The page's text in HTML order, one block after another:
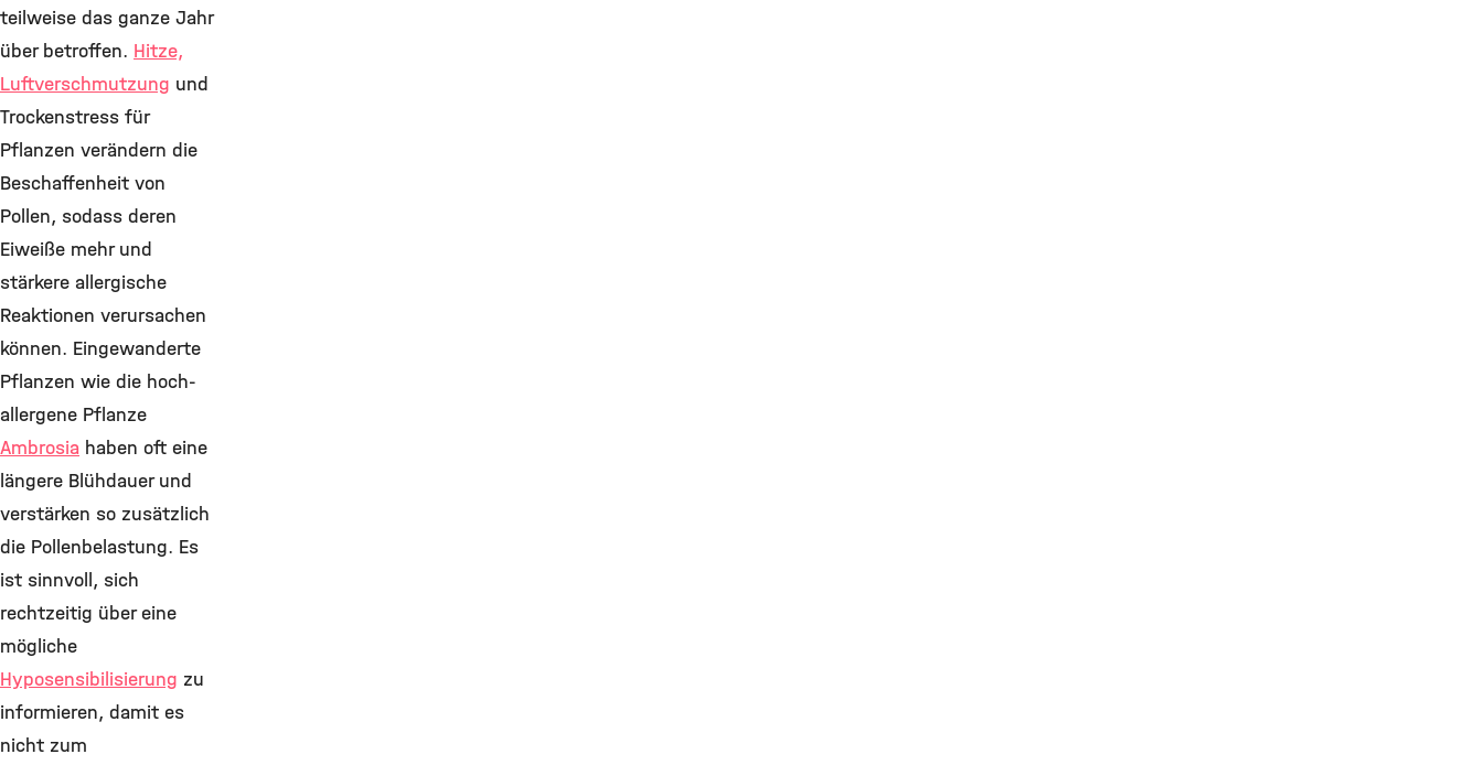
teilweise das ganze Jahr
über betroffen. Hitze,
Luftverschmutzung und
Trockenstress für
Pflanzen verändern die
Beschaffenheit von
Pollen, sodass deren
Eiweiße mehr und
stärkere allergische
Reaktionen verursachen
können. Eingewanderte
Pflanzen wie die hoch-
allergene Pflanze
Ambrosia haben oft eine
längere Blühdauer und
verstärken so zusätzlich
die Pollenbelastung. Es
ist sinnvoll, sich
rechtzeitig über eine
mögliche
Hyposensibilisierung zu
informieren, damit es
nicht zum